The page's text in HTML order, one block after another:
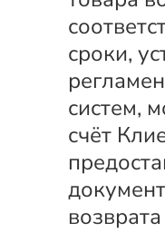
сроки,
систем,
счёт